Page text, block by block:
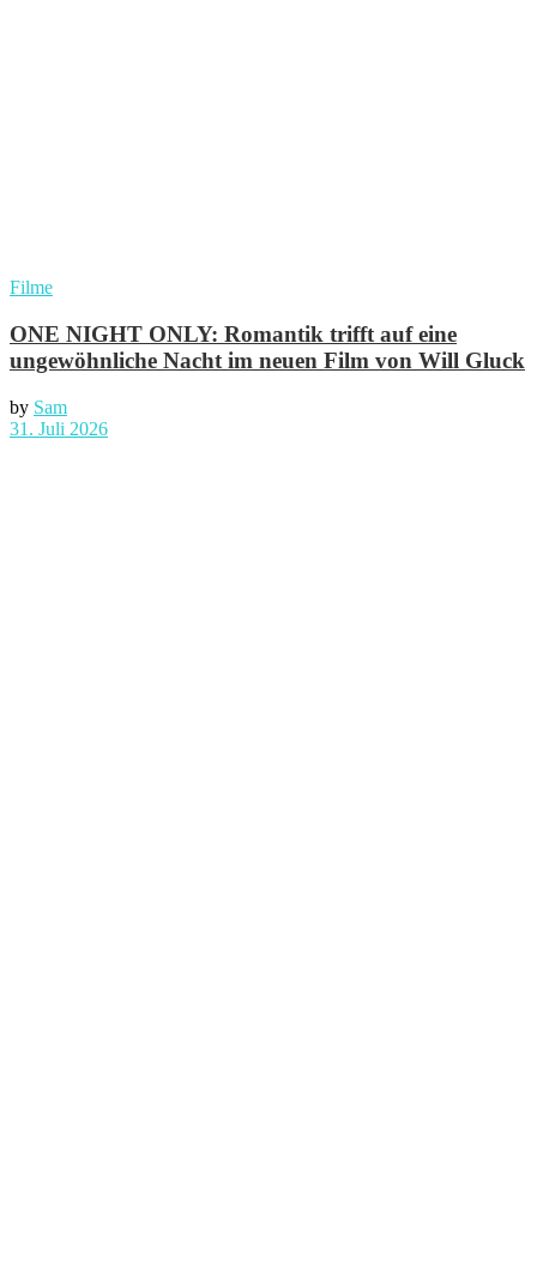
Filme
ONE NIGHT ONLY: Romantik trifft auf eine
ungewöhnliche Nacht im neuen Film von Will Gluck
by Sam
31. Juli 2026